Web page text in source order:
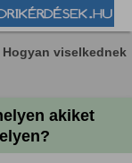
Hogyan viselkednek
akiket